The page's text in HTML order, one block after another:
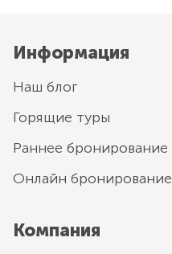
Информация
Наш блог
Горящие туры
Раннее бронирование
Онлайн бронирование
Компания